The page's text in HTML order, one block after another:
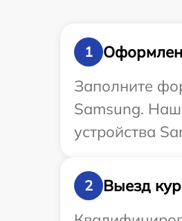
1
Заполните
Samsung.
устройства
2
Выезд